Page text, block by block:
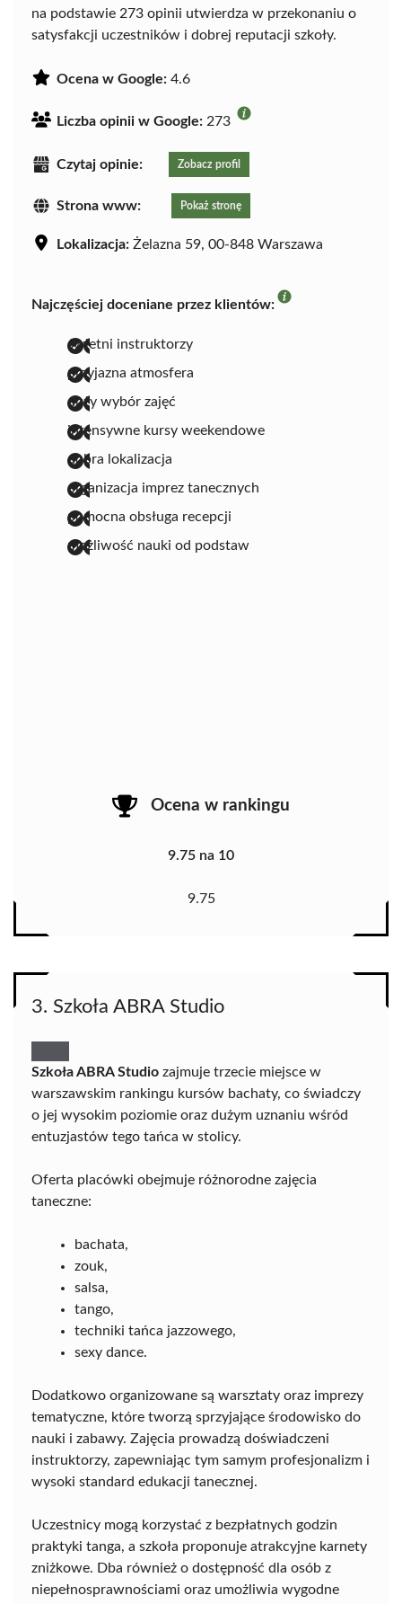
na podstawie 273 opinii utwierdza w przekonaniu o
satysfakcji uczestników i dobrej reputacji szkoły.
Ocena w Google: 4.6
Liczba opinii w Google: 273
Czytaj opinie: Zobacz profil
Strona www: Pokaż stronę
Lokalizacja: Żelazna 59, 00-848 Warszawa
Najczęściej doceniane przez klientów:
świetni instruktorzy
przyjazna atmosfera
duży wybór zajęć
intensywne kursy weekendowe
dobra lokalizacja
organizacja imprez tanecznych
pomocna obsługa recepcji
możliwość nauki od podstaw
Ocena w rankingu
9.75 na 10
9.75
3. Szkoła ABRA Studio
Szkoła ABRA Studio zajmuje trzecie miejsce w
warszawskim rankingu kursów bachaty, co świadczy
o jej wysokim poziomie oraz dużym uznaniu wśród
entuzjastów tego tańca w stolicy.
Oferta placówki obejmuje różnorodne zajęcia
taneczne:
bachata,
zouk,
salsa,
tango,
techniki tańca jazzowego,
sexy dance.
Dodatkowo organizowane są warsztaty oraz imprezy
tematyczne, które tworzą sprzyjające środowisko do
nauki i zabawy. Zajęcia prowadzą doświadczeni
instruktorzy, zapewniając tym samym profesjonalizm i
wysoki standard edukacji tanecznej.
Uczestnicy mogą korzystać z bezpłatnych godzin
praktyki tanga, a szkoła proponuje atrakcyjne karnety
zniżkowe. Dba również o dostępność dla osób z
niepełnosprawnościami oraz umożliwia wygodne